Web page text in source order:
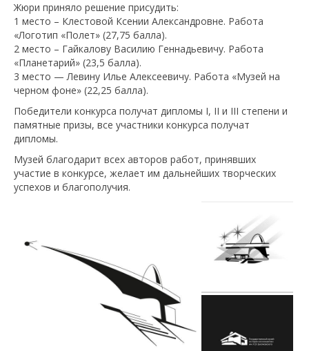
Жюри приняло решение присудить:
1 место – Клестовой Ксении Александровне. Работа
«Логотип «Полет» (27,75 балла).
2 место – Гайкалову Василию Геннадьевичу. Работа
«Планетарий» (23,5 балла).
3 место — Левину Илье Алексеевичу. Работа «Музей на
черном фоне» (22,25 балла).
Победители конкурса получат дипломы I, II и III степени и
памятные призы, все участники конкурса получат
дипломы.
Музей благодарит всех авторов работ, принявших
участие в конкурсе, желает им дальнейших творческих
успехов и благополучия.